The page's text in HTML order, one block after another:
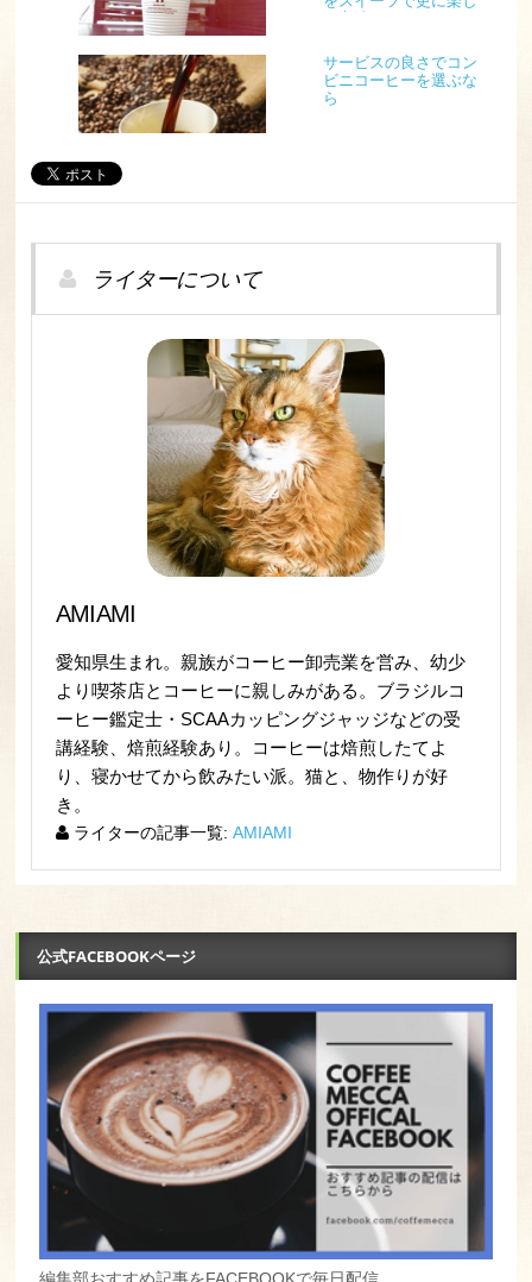
サービスの良さでコン
ビニコーヒーを選ぶな
ら
ライターについて
AMIAMI
愛知県生まれ。親族がコーヒー卸売業を営み、幼少
より喫茶店とコーヒーに親しみがある。ブラジルコ
ーヒー鑑定士・SCAAカッピングジャッジなどの受
講経験、焙煎経験あり。コーヒーは焙煎したてよ
り、寝かせてから飲みたい派。猫と、物作りが好
き。
ライターの記事一覧: AMIAMI
公式FACEBOOKページ
編集部おすすめ記事をFACEBOOKで毎日配信